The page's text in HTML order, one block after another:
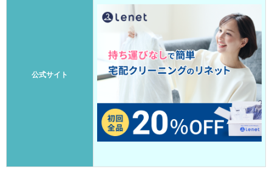
公式サイト